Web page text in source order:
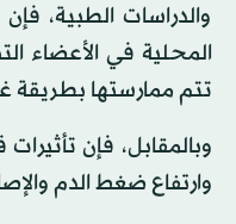
والدراسات الطبية،
المحلية في الأعضاء
تتم ممارستها بطريقة
وبالمقابل، فإن
وارتفاع ضغط الدم